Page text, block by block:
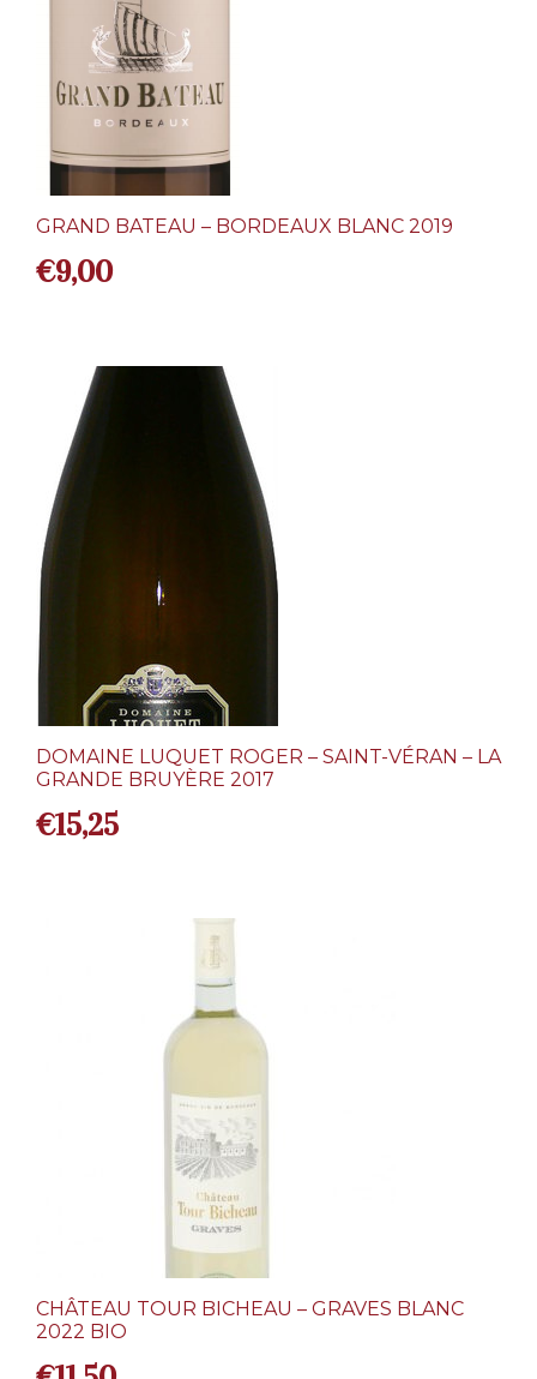
GRAND BATEAU – BORDEAUX BLANC 2019
€9,00
DOMAINE LUQUET ROGER – SAINT-VÉRAN – LA
GRANDE BRUYÈRE 2017
€15,25
CHÂTEAU TOUR BICHEAU – GRAVES BLANC
2022 BIO